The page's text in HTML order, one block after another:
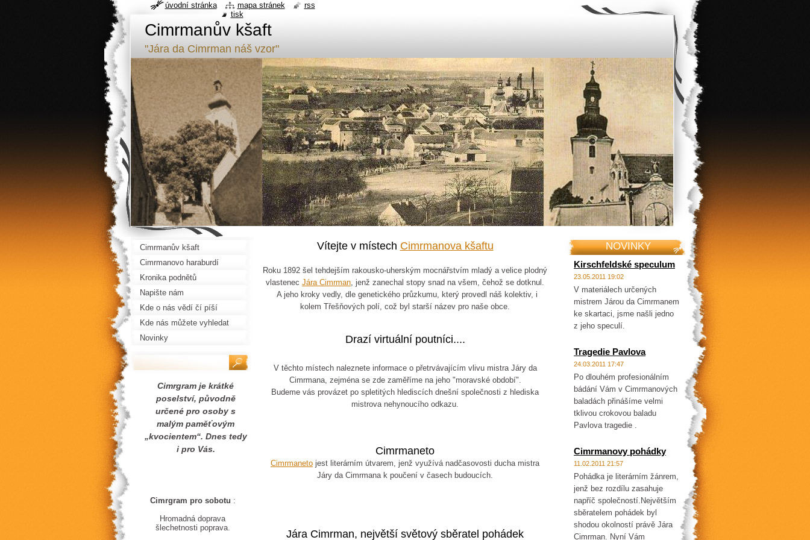
Cimrmanův kšaft
"Jára da Cimrman náš vzor"
Vítejte v místech Cimrmanova kšaftu
Roku 1892 šel tehdejším rakousko-uherským mocnářstvím mladý a velice plodný
vlastenec Jára Cimrman, jenž zanechal stopy snad na všem, čehož se dotknul.
A jeho kroky vedly, dle genetického průzkumu, který provedl náš kolektiv, i
kolem Třešňových polí, což byl starší název pro naše obce.
Drazí virtuální poutníci....
V těchto místech naleznete informace o přetrvávajícím vlivu mistra Járy da
Cimrmana, zejména se zde zaměříme na jeho "moravské období".
Budeme vás provázet po spletitých hlediscích dnešní společnosti z hlediska
mistrova nehynoucího odkazu.
Cimrmaneto
Cimrmaneto jest literárním útvarem, jenž využívá nadčasovosti ducha mistra
Járy da Cimrmana k poučení v časech budoucích.
Jára Cimrman, největší světový sběratel pohádek
Cimrmanův kšaft
Cimrmanovo haraburdí
Kronika podnětů
Napište nám
Kde o nás vědí čí píší
Kde nás můžete vyhledat
Novinky
Cimrgram je krátké
poselství, původně
určené pro osoby s
malým paměťovým
„kvocientem“. Dnes tedy
i pro Vás.
Cimrgram pro sobotu :
Hromadná doprava
šlechetnosti poprava.
NOVINKY
Kirschfeldské speculum
23.05.2011 19:02
V materiálech určených
mistrem Járou da Cimrmanem
ke skartaci, jsme našli jedno
z jeho speculí.
Tragedie Pavlova
24.03.2011 17:47
Po dlouhém profesionálním
bádání Vám v Cimrmanových
baladách přinášíme velmi
tklivou crokovou baladu
Pavlova tragedie .
Cimrmanovy pohádky
11.02.2011 21:57
Pohádka je literárním žánrem,
jenž bez rozdílu zasahuje
napříč společností.Největším
sběratelem pohádek byl
shodou okolností právě Jára
Cimrman. Nyní Vám
úvodní stránka mapa stránek
rss
tisk